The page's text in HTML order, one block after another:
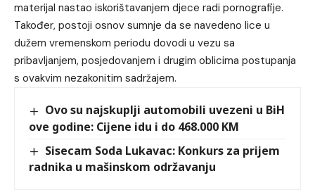
materijal nastao iskorištavanjem djece radi pornografije.
Također, postoji osnov sumnje da se navedeno lice u
dužem vremenskom periodu dovodi u vezu sa
pribavljanjem, posjedovanjem i drugim oblicima postupanja
s ovakvim nezakonitim sadržajem.
Ovo su najskuplji automobili uvezeni u BiH
ove godine: Cijene idu i do 468.000 KM
Sisecam Soda Lukavac: Konkurs za prijem
radnika u mašinskom održavanju